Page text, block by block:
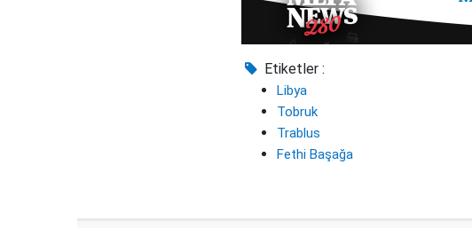
Etiketler :
Libya
Tobruk
Trablus
Fethi Başağa